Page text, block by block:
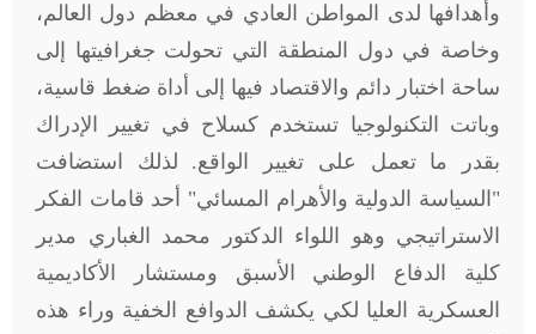
وأهدافها لدى المواطن العادي في معظم دول العالم،
وخاصة في دول المنطقة التي تحولت جغرافيتها إلى
ساحة اختبار دائم والاقتصاد فيها إلى أداة ضغط قاسية،
وباتت التكنولوجيا تستخدم كسلاح في تغيير الإدراك
بقدر ما تعمل على تغيير الواقع. لذلك استضافت
"السياسة الدولية والأهرام المسائي" أحد قامات الفكر
الاستراتيجي وهو اللواء الدكتور محمد الغباري مدير
كلية الدفاع الوطني الأسبق ومستشار الأكاديمية
العسكرية العليا لكي يكشف الدوافع الخفية وراء هذه